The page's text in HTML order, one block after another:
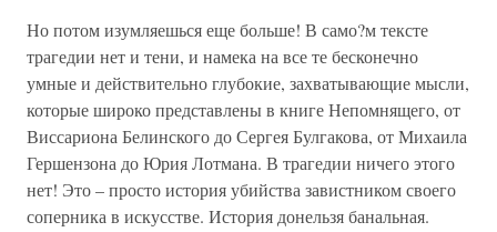
Но потом изумляешься еще больше! В само?м тексте
трагедии нет и тени, и намека на все те бесконечно
умные и действительно глубокие, захватывающие мысли,
которые широко представлены в книге Непомнящего, от
Виссариона Белинского до Сергея Булгакова, от Михаила
Гершензона до Юрия Лотмана. В трагедии ничего этого
нет! Это – просто история убийства завистником своего
соперника в искусстве. История донельзя банальная.